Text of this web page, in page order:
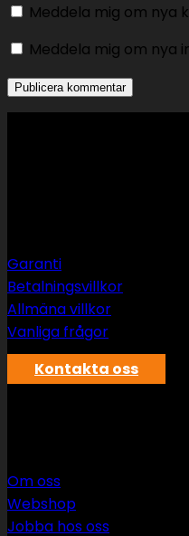
Meddela mig om nya
Meddela mig om nya
Garanti
Betalningsvillkor
Allmäna villkor
Vanliga frågor
Kontakta oss
Om oss
Webshop
Jobba hos oss